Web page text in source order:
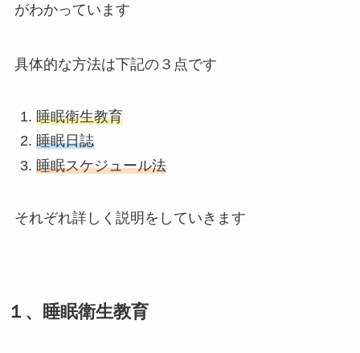
がわかっています
具体的な方法は下記の３点です
睡眠衛生教育
睡眠日誌
睡眠スケジュール法
それぞれ詳しく説明をしていきます
１、睡眠衛生教育